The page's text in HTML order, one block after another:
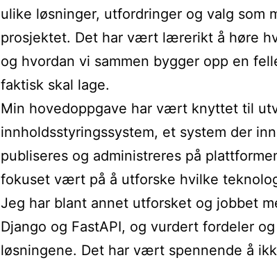
ulike løsninger, utfordringer og valg som
prosjektet. Det har vært lærerikt å høre
og hvordan vi sammen bygger opp en
faktisk skal lage.
Min hovedoppgave har vært knyttet til
innholdsstyringssystem, et system der
publiseres og administreres på
fokuset vært på å utforske hvilke
Jeg har blant annet utforsket og jobbet
Django og FastAPI, og vurdert fordeler
løsningene. Det har vært spennende å